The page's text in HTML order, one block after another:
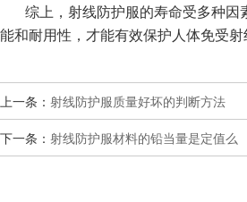
综上，射线防护服的寿命受多种
能和耐用性，才能有效保护人体免受射
上一条： 射线防护服质量好坏的判断方法
下一条： 射线防护服材料的铅当量是定值么